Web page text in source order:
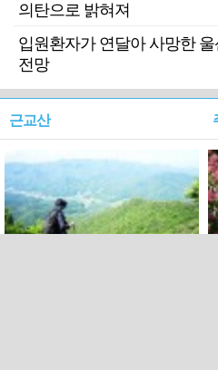
의탄으로 밝혀져
입원환자가 연달아 사망한
전망
근교산